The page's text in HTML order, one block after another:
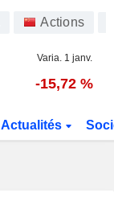
Actions
Varia. 1 janv.
-15,72 %
Actualités